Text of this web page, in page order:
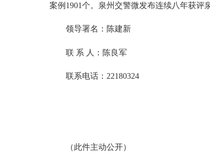
案例1901个。泉州交警微发布连续八年获评
领导署名：陈建新
联 系 人：陈良军
联系电话： 22180324
（此件主动公开）